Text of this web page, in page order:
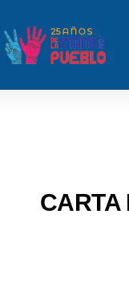
CARTA